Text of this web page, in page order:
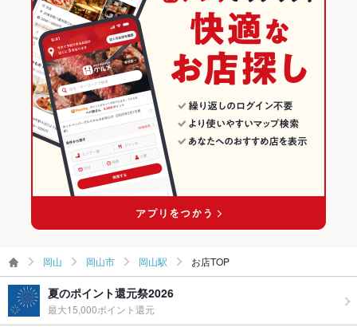
食べ放題
あり ：炙り牛肉寿司や刺し身盛り合わせも食べ放題♪お酒がす
すむ食べ放題メニューをご用意しています◎
カクテル充実、焼酎充実、日本酒充実
お子様連れ
お子様連れ歓迎 ：ご家族でのお食事、お子様連れもＯＫ☆個室
でゆったり♪
ウェディン
お気軽にご相談ください。
備考
ご家族でお食事を楽しんでいただけるよう個室もご用意してお
ります。個室ご希望の場合、事前予約がおすすめ
岡山駅 × 和風
岡山 × 和風
岡山駅のグルメランキング
岡山駅の居酒屋ランキング
岡山 岡山市 岡山駅 お店TOP
夏のポイント還元祭2026
最大15,000ポイント還元